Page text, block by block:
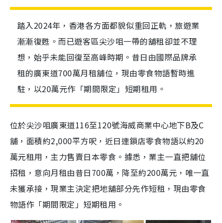
踏入2024年，香港各方面都貌似重回正軌，旅遊業
漸漸復甦。而已遊客區尖沙咀一帶的舖租卻並不理
想，始乎未能回復至高峰時期。昔日由國際品牌承
租的廣東道700萬月租舖位，現由零食物語暫時進
駐，以20萬元作「期間限定」短期租用。
位於尖沙咀廣東道116至120號海威商業中心地下B及C
舖，面積約2,000平方呎，近日連鎖店零食物語以約20
萬元租用，主力售賣日本零食。據悉，業主一直把舖位
招租，意向月租由昔日700萬，降至約200萬元，唯一直
未獲承接，現業主決定把地舖部分先作短租，現由零食
物語作「期間限定」短期租用。